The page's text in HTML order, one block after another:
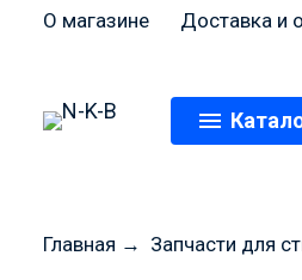
О магазине Доставка и
Главная → Запчасти для